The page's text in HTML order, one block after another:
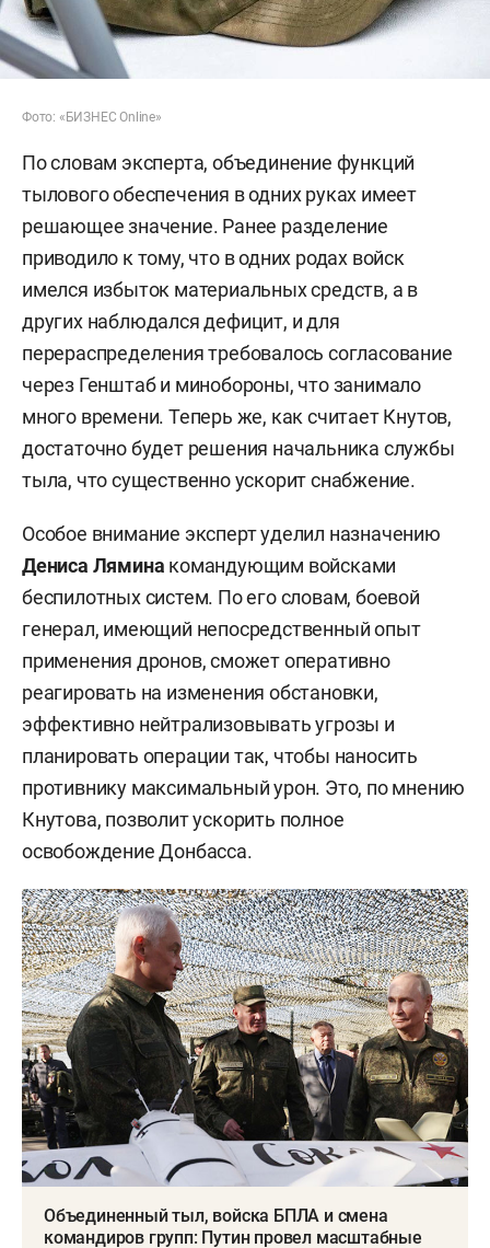
Фото: «БИЗНЕС Online»
По словам эксперта, объединение функций
тылового обеспечения в одних руках имеет
решающее значение. Ранее разделение
приводило к тому, что в одних родах войск
имелся избыток материальных средств, а в
других наблюдался дефицит, и для
перераспределения требовалось согласование
через Генштаб и минобороны, что занимало
много времени. Теперь же, как считает Кнутов,
достаточно будет решения начальника службы
тыла, что существенно ускорит снабжение.
Особое внимание эксперт уделил назначению
Дениса Лямина командующим войсками
беспилотных систем. По его словам, боевой
генерал, имеющий непосредственный опыт
применения дронов, сможет оперативно
реагировать на изменения обстановки,
эффективно нейтрализовывать угрозы и
планировать операции так, чтобы наносить
противнику максимальный урон. Это, по мнению
Кнутова, позволит ускорить полное
освобождение Донбасса.
Объединенный тыл, войска БПЛА и смена
командиров групп: Путин провел масштабные